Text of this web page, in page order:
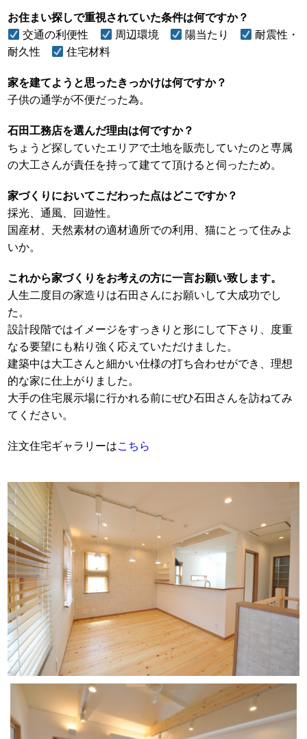
お住まい探しで重視されていた条件は何ですか？
交通の利便性
周辺環境 陽当たり
耐震性・
耐久性
住宅材料
家を建てようと思ったきっかけは何ですか？
子供の通学が不便だった為。
石田工務店を選んだ理由は何ですか？
ちょうど探していたエリアで土地を販売していたのと専属
の大工さんが責任を持って建てて頂けると伺ったため。
家づくりにおいてこだわった点はどこですか？
採光、通風、回遊性。
国産材、天然素材の適材適所での利用、猫にとって住みよ
いか。
これから家づくりをお考えの方に一言お願い致します。
人生二度目の家造りは石田さんにお願いして大成功でし
た。
設計段階ではイメージをすっきりと形にして下さり、度重
なる要望にも粘り強く応えていただけました。
建築中は大工さんと細かい仕様の打ち合わせができ、理想
的な家に仕上がりました。
大手の住宅展示場に行かれる前にぜひ石田さんを訪ねてみ
てください。
注文住宅ギャラリーはこちら